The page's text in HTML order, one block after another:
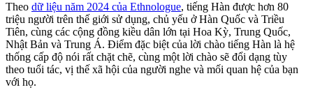
Theo dữ liệu năm 2024 của Ethnologue, tiếng Hàn được hơn 80
triệu người trên thế giới sử dụng, chủ yếu ở Hàn Quốc và Triều
Tiên, cùng các cộng đồng kiều dân lớn tại Hoa Kỳ, Trung Quốc,
Nhật Bản và Trung Á. Điểm đặc biệt của lời chào tiếng Hàn là hệ
thống cấp độ nói rất chặt chẽ, cùng một lời chào sẽ đổi dạng tùy
theo tuổi tác, vị thế xã hội của người nghe và mối quan hệ của bạn
với họ.